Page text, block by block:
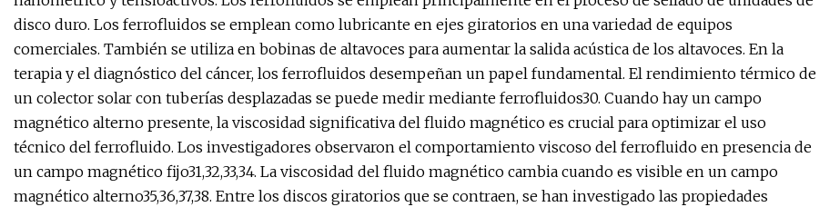
disco duro. Los ferrofluidos se emplean como lubricante en ejes giratorios en una variedad de equipos
comerciales. También se utiliza en bobinas de altavoces para aumentar la salida acústica de los altavoces. En la
terapia y el diagnóstico del cáncer, los ferrofluidos desempeñan un papel fundamental. El rendimiento térmico de
un colector solar con tuberías desplazadas se puede medir mediante ferrofluidos30. Cuando hay un campo
magnético alterno presente, la viscosidad significativa del fluido magnético es crucial para optimizar el uso
técnico del ferrofluido. Los investigadores observaron el comportamiento viscoso del ferrofluido en presencia de
un campo magnético fijo31,32,33,34. La viscosidad del fluido magnético cambia cuando es visible en un campo
magnético alterno35,36,37,38. Entre los discos giratorios que se contraen, se han investigado las propiedades